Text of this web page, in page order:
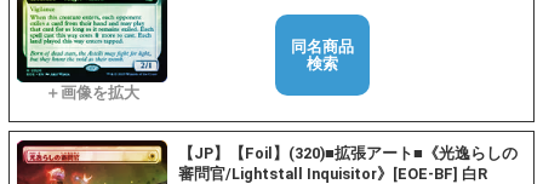
同名商品
検索
【JP】【Foil】(320)■拡張アート■《光逸らしの
審問官/Lightstall Inquisitor》[EOE-BF] 白R